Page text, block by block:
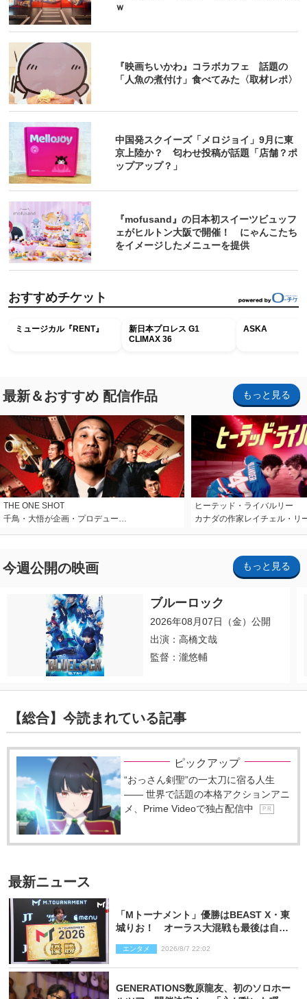
ｗ
『映画ちいかわ』コラボカフェ 話題の
「人魚の煮付け」食べてみた〈取材レポ〉
中国発スクイーズ「メロジョイ」9月に東
京上陸か？ 匂わせ投稿が話題「店舗？ポ
ップアップ？」
『mofusand』の日本初スイーツビュッフ
ェがヒルトン大阪で開催！ にゃんこたち
をイメージしたメニューを提供
おすすめチケット
ミュージカル『RENT』
新日本プロレス G1
CLIMAX 36
ASKA
最新＆おすすめ 配信作品 もっと見る
THE ONE SHOT
千鳥・大悟が企画・プロデュー…
ヒーテッド・ライバルリー
カナダの作家レイチェル・リ
今週公開の映画 もっと見る
ブルーロック
2026年08月07日（金）公開
出演：高橋文哉
監督：瀧悠輔
【総合】今読まれている記事
ピックアップ
“おっさん剣聖”の一太刀に宿る人生
―― 世界で話題の本格アクションアニ
メ、Prime Videoで独占配信中
P R
最新ニュース
「Mトーナメント」優勝はBEAST X・東
城りお！ オーラス大混戦も最後は自ら
エンタメ 2026/8/7 22:02
GENERATIONS数原龍友、初のソロホー